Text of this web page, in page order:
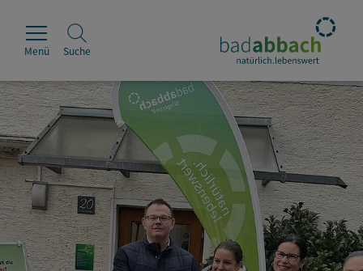
Rathaus
Erleben
Leben & Wohnen
Menü Suche